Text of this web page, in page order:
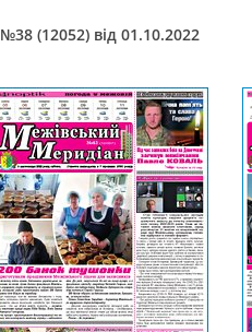
№38 (12052) від 01.10.2022